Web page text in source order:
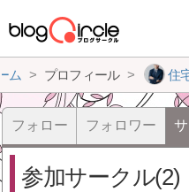
ム プロフィール 住宅ロ
フォロー フォロワー
参加サークル(2)